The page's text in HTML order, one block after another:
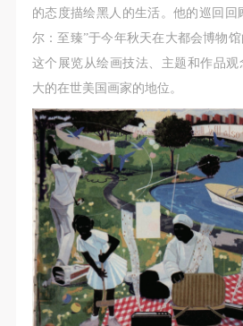
的态度描绘黑人的生活。他的巡回回
尔：至臻”于今年秋天在大都会博物馆
这个展览从绘画技法、主题和作品
大的在世美国画家的地位。
适用地域范围包括国内和国外。
使用肖像的媒介限于不损害甲方
（如杂志、网络等）。
三、肖像权使用期限
永久使用。
四、许可使用费用
带有甲方肖像作品的拍摄费用由
乙方于拍摄完带有甲方肖像的作
费用。
附则
（1）、本协议未尽事宜，经双
本协议的补充协议，并不得违反
（2）、本协议自甲乙双方签字
适用地域范围包括国内和国外。
使用肖像的媒介限于不损害甲方
（如杂志、网络等）。
三、肖像权使用期限
永久使用。
四、许可使用费用
带有甲方肖像作品的拍摄费用由
乙方于拍摄完带有甲方肖像的作
费用。
附则
（1）、本协议未尽事宜，经双
本协议的补充协议，并不得违反
（2）、本协议自甲乙双方签字
适用地域范围包括国内和国外。
使用肖像的媒介限于不损害甲方
（如杂志、网络等）。
三、肖像权使用期限
永久使用。
四、许可使用费用
带有甲方肖像作品的拍摄费用由
乙方于拍摄完带有甲方肖像的作
费用。
附则
（1）、本协议未尽事宜，经双
本协议的补充协议，并不得违反
（2）、本协议自甲乙双方签字